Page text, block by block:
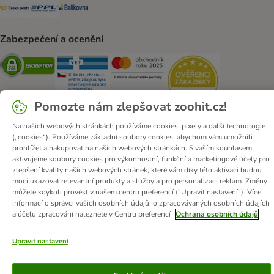
Česká pošta Shipping Method
PPL Shipping Method
Zabezpečení a ocenění
Security Security Security
O zoohit Kariéra Firemní webové stránky
Impressum
Všeobecné obchodní podmínky
Zde odstoupit od smlouvy
Zákon o digitálních službách
Likvidace baterií
Kontakt
Poštovné a dodací termín
Způsoby platby
Partnerský program
Ochrana osobních údajů
Pomozte nám zlepšovat zoohit.cz!
Na našich webových stránkách používáme cookies, pixely a další technologie
(„cookies“). Používáme základní soubory cookies, abychom vám umožnili
prohlížet a nakupovat na našich webových stránkách. S vaším souhlasem
aktivujeme soubory cookies pro výkonnostní, funkční a marketingové účely pro
zlepšení kvality našich webových stránek, které vám díky této aktivaci budou
moci ukazovat relevantní produkty a služby a pro personalizaci reklam. Změny
můžete kdykoli provést v našem centru preferencí ("Upravit nastavení"). Více
informací o správci vašich osobních údajů, o zpracovávaných osobních údajích
a účelu zpracování naleznete v Centru preferencí Ochrana osobních údajů
Upravit nastavení